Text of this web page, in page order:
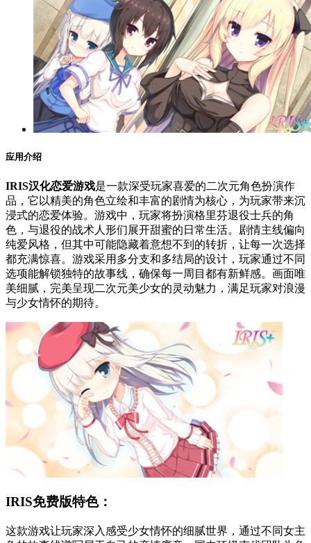
应用介绍
IRIS汉化恋爱游戏是一款深受玩家喜爱的二次元角色扮演作
品，它以精美的角色立绘和丰富的剧情为核心，为玩家带来沉
浸式的恋爱体验。游戏中，玩家将扮演格里芬退役士兵的角
色，与退役的战术人形们展开甜蜜的日常生活。剧情主线偏向
纯爱风格，但其中可能隐藏着意想不到的转折，让每一次选择
都充满惊喜。游戏采用多分支和多结局的设计，玩家通过不同
选项能解锁独特的故事线，确保每一周目都有新鲜感。画面唯
美细腻，完美呈现二次元美少女的灵动魅力，满足玩家对浪漫
与少女情怀的期待。
IRIS免费版特色：
这款游戏让玩家深入感受少女情怀的细腻世界，通过不同女主